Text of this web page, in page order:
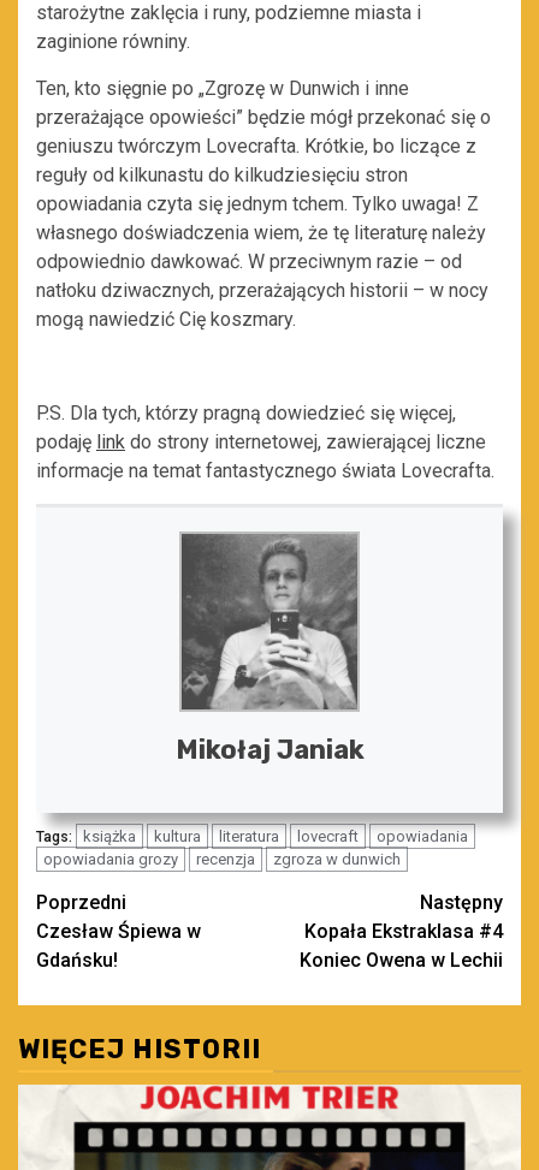
starożytne zaklęcia i runy, podziemne miasta i
zaginione równiny.
Ten, kto sięgnie po „Zgrozę w Dunwich i inne
przerażające opowieści” będzie mógł przekonać się o
geniuszu twórczym Lovecrafta. Krótkie, bo liczące z
reguły od kilkunastu do kilkudziesięciu stron
opowiadania czyta się jednym tchem. Tylko uwaga! Z
własnego doświadczenia wiem, że tę literaturę należy
odpowiednio dawkować. W przeciwnym razie – od
natłoku dziwacznych, przerażających historii – w nocy
mogą nawiedzić Cię koszmary.
P.S. Dla tych, którzy pragną dowiedzieć się więcej,
podaję link do strony internetowej, zawierającej liczne
informacje na temat fantastycznego świata Lovecrafta.
Mikołaj Janiak
Tags: książka kultura literatura lovecraft
opowiadania
opowiadania grozy
recenzja zgroza w dunwich
Zobacz
wpisy
Poprzedni
Czesław Śpiewa w
Gdańsku!
Następny
Kopała Ekstraklasa #4
Koniec Owena w Lechii
WIĘCEJ HISTORII